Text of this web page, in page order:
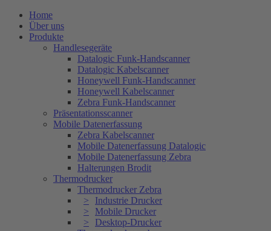
Home
Über uns
Produkte
Handlesegeräte
Datalogic Funk-Handscanner
Datalogic Kabelscanner
Honeywell Funk-Handscanner
Honeywell Kabelscanner
Zebra Funk-Handscanner
Präsentationsscanner
Mobile Datenerfassung
Zebra Kabelscanner
Mobile Datenerfassung Datalogic
Mobile Datenerfassung Zebra
Halterungen Brodit
Thermodrucker
Thermodrucker Zebra
Industrie Drucker
Mobile Drucker
Desktop-Drucker